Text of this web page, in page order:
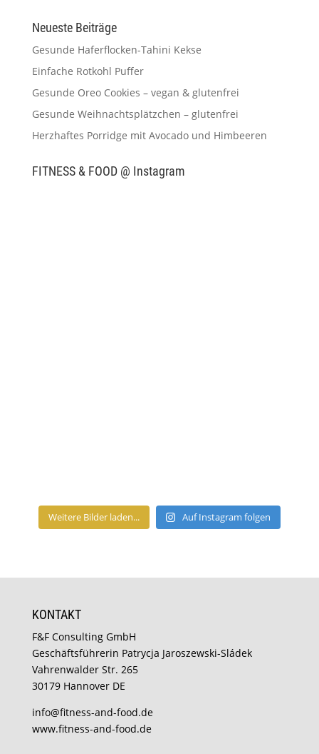
Neueste Beiträge
Gesunde Haferflocken-Tahini Kekse
Einfache Rotkohl Puffer
Gesunde Oreo Cookies – vegan & glutenfrei
Gesunde Weihnachtsplätzchen – glutenfrei
Herzhaftes Porridge mit Avocado und Himbeeren
FITNESS & FOOD @ Instagram
Weitere Bilder laden... Auf Instagram folgen
KONTAKT
F&F Consulting GmbH
Geschäftsführerin Patrycja Jaroszewski-Sládek
Vahrenwalder Str. 265
30179 Hannover DE
info@fitness-and-food.de
www.fitness-and-food.de